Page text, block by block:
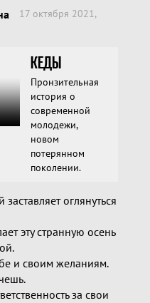
17 октября 2021,
КЕДЫ
Пронзительная
история о
современной
молодежи,
новом
потерянном
поколении.
оглянуться
эту странную осень
и своим желаниям.
за свои